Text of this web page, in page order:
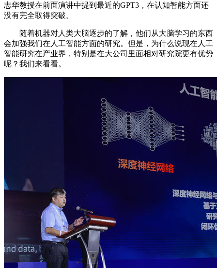
志华教授在前面演讲中提到最近的GPT3，在认知智能方面还
没有完全取得突破。
随着机器对人类大脑逐步的了解，他们从大脑学习的东西
会加强我们在人工智能方面的研究。但是，为什么说现在人工
智能研究在产业界，特别是在大公司里面相对研究院更有优势
呢？我们来看看。